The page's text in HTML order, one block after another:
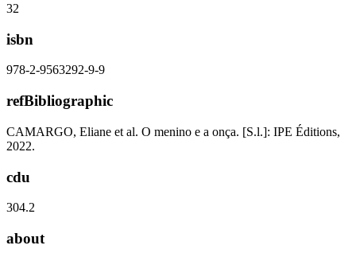
32
isbn
978-2-9563292-9-9
refBibliographic
CAMARGO, Eliane et al. O menino e a onça. [S.l.]: IPE Éditions,
2022.
cdu
304.2
about